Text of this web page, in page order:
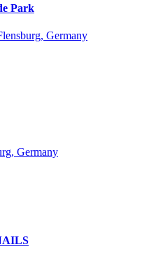
Park
Germany
Germany